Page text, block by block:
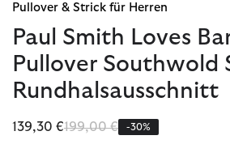
Pullover & Strick für Herren
Paul Smith Loves
Pullover Southwold
Rundhalsausschnitt
139,30 €Reduziert von
199,00 €bis-30%